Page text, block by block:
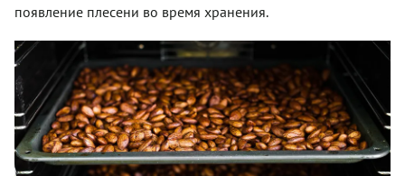
появление плесени во время хранения.